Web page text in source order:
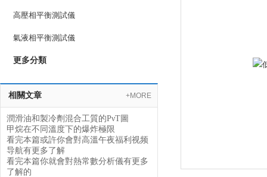
高壓相平衡測試儀
氣液相平衡測試儀
更多分類
相關文章 +MORE
潤滑油和製冷劑混合工質的PνT圖
甲烷在不同溫度下的爆炸極限
看完本篇或許你會對高溫午夜福利视频
导航有更多了解
看完本篇你就會對熱常數分析儀有更多
了解的